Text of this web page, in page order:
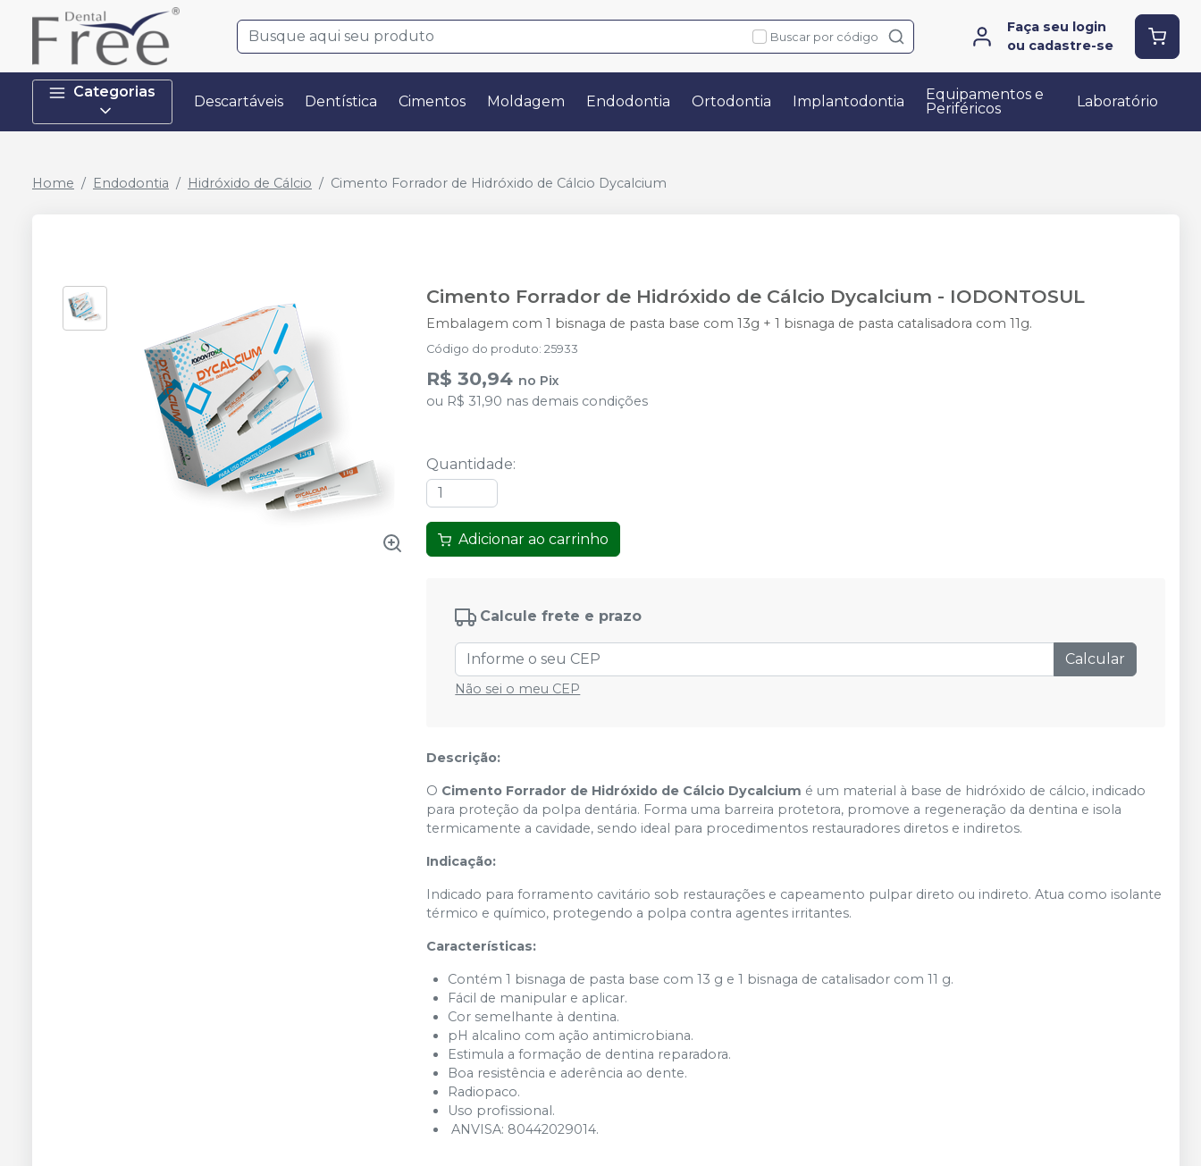
Buscar por código
Faça seu login
ou cadastre-se
Categorias
Descartáveis Dentística Cimentos Moldagem Endodontia Ortodontia Implantodontia
Equipamentos e
Periféricos
Laboratório
Home Endodontia Hidróxido de Cálcio Cimento Forrador de Hidróxido de Cálcio Dycalcium
Cimento Forrador de Hidróxido de Cálcio Dycalcium - IODONTOSUL
Embalagem com 1 bisnaga de pasta base com 13g + 1 bisnaga de pasta catalisadora com 11g.
Código do produto:25933
R$ 30,94 no Pix
ou R$ 31,90 nas demais condições
Quantidade:
Adicionar ao carrinho
Calcule frete e prazo
Calcular
Não sei o meu CEP
Descrição:
O Cimento Forrador de Hidróxido de Cálcio Dycalcium é um material à base de hidróxido de cálcio, indicado
para proteção da polpa dentária. Forma uma barreira protetora, promove a regeneração da dentina e isola
termicamente a cavidade, sendo ideal para procedimentos restauradores diretos e indiretos.
Indicação:
Indicado para forramento cavitário sob restaurações e capeamento pulpar direto ou indireto. Atua como isolante
térmico e químico, protegendo a polpa contra agentes irritantes.
Características:
Contém 1 bisnaga de pasta base com 13 g e 1 bisnaga de catalisador com 11 g.
Fácil de manipular e aplicar.
Cor semelhante à dentina.
pH alcalino com ação antimicrobiana.
Estimula a formação de dentina reparadora.
Boa resistência e aderência ao dente.
Radiopaco.
Uso profissional.
ANVISA: 80442029014.